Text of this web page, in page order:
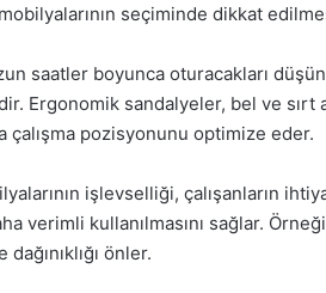
seçiminde dikkat
saatler boyunca oturacakları
Ergonomik sandalyeler, bel ve sırt
çalışma pozisyonunu optimize eder.
işlevselliği, çalışanların
verimli kullanılmasını sağlar.
önler.